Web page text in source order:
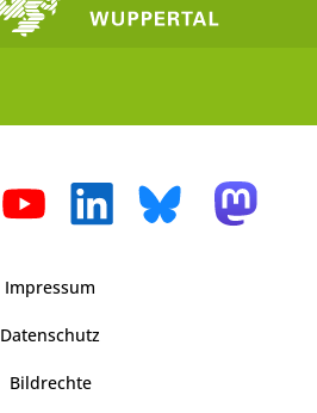
Impressum
Datenschutz
Bildrechte